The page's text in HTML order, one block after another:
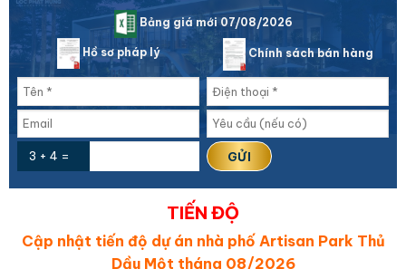
Bảng giá mới 07/08/2026
Hồ sơ pháp lý Chính sách bán hàng
3 + 4 =
TIẾN ĐỘ
Cập nhật tiến độ dự án nhà phố Artisan Park Thủ
Dầu Một tháng 08/2026